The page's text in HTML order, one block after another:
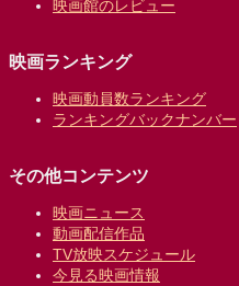
映画館のレビュー
映画ランキング
映画動員数ランキング
ランキングバックナンバー
その他コンテンツ
映画ニュース
動画配信作品
TV放映スケジュール
今見る映画情報